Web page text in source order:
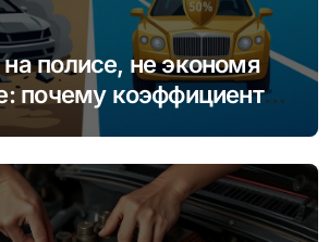
полисе, не экономя
почему коэффициент
(КБМ) важнее цены